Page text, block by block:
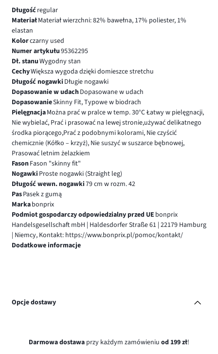
Długośćregular
MateriałMateriał wierzchni: 82% bawełna, 17% poliester, 1%
elastan
Kolorczarny used
Numer artykułu95362295
Dł. stanuWygodny stan
CechyWiększa wygoda dzięki domieszce stretchu
Długość nogawki Długie nogawki
Dopasowanie w udachDopasowane w udach
DopasowanieSkinny Fit, Typowe w biodrach
PielęgnacjaMożna prać w pralce w temp. 30°C Łatwy w pielęgnacji,
Nie wybielać, Prać i prasować na lewej stronie,używać delikatnego
środka piorącego,Prać z podobnymi kolorami, Nie czyścić
chemicznie (Kółko – krzyż), Nie suszyć w suszarce bębnowej,
Prasować letnim żelazkiem
FasonFason "skinny fit"
Nogawki Proste nogawki (Straight leg)
Długość wewn. nogawki79 cm w rozm. 42
PasPasek z gumą
Markabonprix
Podmiot gospodarczy odpowiedzialny przed UE bonprix
Handelsgesellschaft mbH | Haldesdorfer Straße 61 | 22179 Hamburg
| Niemcy, Kontakt: https://www.bonprix.pl/pomoc/kontakt/
Dodatkowe informacje
Opcje dostawy
Darmowa dostawa przy każdym zamówieniu od 199 zł!